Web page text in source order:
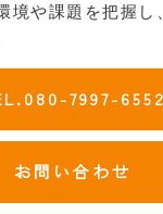
境や課題を把握し
7997-6552
お問い合わせ